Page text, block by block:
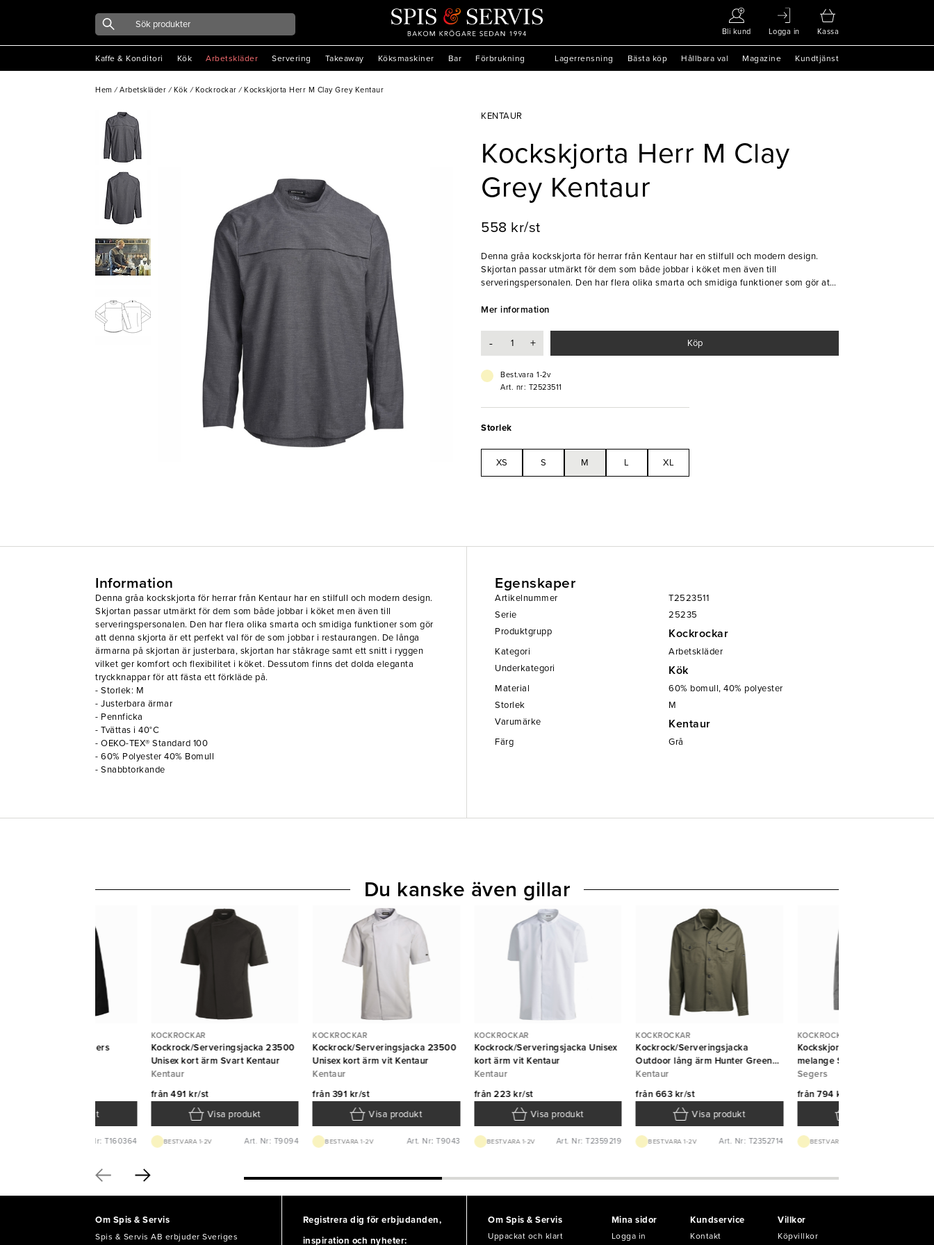
Bli kund Logga in Kassa
Kaffe & Konditori Kök Arbetskläder Servering Takeaway Köksmaskiner Bar Förbrukning Lagerrensning Bästa köp Hållbara val Magazine Kundtjänst
Hem / Arbetskläder / Kök / Kockrockar / Kockskjorta Herr M Clay Grey Kentaur
KENTAUR
Kockskjorta Herr M Clay
Grey Kentaur
558 kr/st
Denna gråa kockskjorta för herrar från Kentaur har en stilfull och modern design.
Skjortan passar utmärkt för dem som både jobbar i köket men även till
serveringspersonalen. Den har flera olika smarta och smidiga funktioner som gör att
på skjortan är justerbara, skjortan har ståkrage samt ett snitt i ryggen vilket ger
- Storlek: M
- Pennficka
- Tvättas i 40°C
- Snabbtorkande
Mer information
- + Köp
Best.vara 1-2v
Art. nr: T2523511
Storlek
XS S M L XL
Information
Denna gråa kockskjorta för herrar från Kentaur har en stilfull och modern design.
Skjortan passar utmärkt för dem som både jobbar i köket men även till
serveringspersonalen. Den har flera olika smarta och smidiga funktioner som gör
att denna skjorta är ett perfekt val för de som jobbar i restaurangen. De långa
ärmarna på skjortan är justerbara, skjortan har ståkrage samt ett snitt i ryggen
vilket ger komfort och flexibilitet i köket. Dessutom finns det dolda eleganta
tryckknappar för att fästa ett förkläde på.
- Storlek: M
- Justerbara ärmar
- Pennficka
- Tvättas i 40°C
- OEKO-TEX® Standard 100
- 60% Polyester 40% Bomull
- Snabbtorkande
Egenskaper
Artikelnummer
T2523511
Serie
25235
Produktgrupp
Kockrockar
Kategori
Arbetskläder
Underkategori
Kök
Material
60% bomull, 40% polyester
Storlek
M
Varumärke
Kentaur
Färg Grå
1603 svart Segers
Visa produkt
Art. Nr: T160364
KOCKROCKAR
Kockrock/Serveringsjacka 23500
Unisex kort ärm Svart Kentaur
Kentaur
från491 kr/st
Visa produkt
BEST.VARA 1-2V Art. Nr: T9094
KOCKROCKAR
Kockrock/Serveringsjacka 23500
Unisex kort ärm vit Kentaur
Kentaur
från391 kr/st
Visa produkt
BEST.VARA 1-2V Art. Nr: T9043
KOCKROCKAR
Kockrock/Serveringsjacka Unisex
kort ärm vit Kentaur
Kentaur
från223 kr/st
Visa produkt
BEST.VARA 1-2V Art. Nr: T2359219
KOCKROCKAR
Kockrock/Serveringsjacka
Outdoor lång ärm Hunter Green
Kentaur
Kentaur
från663 kr/st
Visa produkt
BEST.VARA 1-2V Art. Nr: T2352714
KOCKROCKAR
Kockskjorta 1109 unisex grå
melange Segers
Segers
från794 kr/st
BEST.VARA 1-2V
Du kanske även gillar
Om Spis & Servis
Spis & Servis AB erbjuder Sveriges
Registrera dig för erbjudanden,
inspiration och nyheter:
Om Spis & Servis
Uppackat och klart
Mina sidor
Logga in
Kundservice
Kontakt
Villkor
Köpvillkor